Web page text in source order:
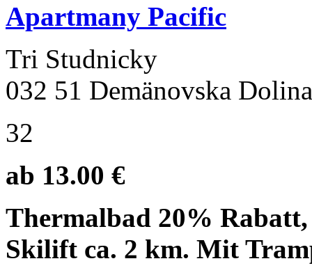
Apartmany Pacific
Tri Studnicky
032 51 Demänovska Dolina
32
ab 13.00 €
Thermalbad 20%
Skilift ca. 2 km. Mit